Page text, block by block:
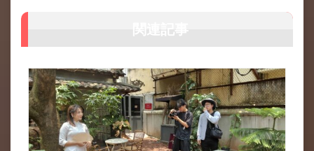
関連記事